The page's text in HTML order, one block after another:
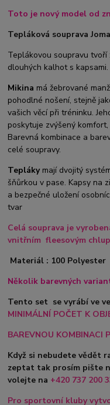
Toto je nový model od
Tepláková souprava
Teplákovou soupravu tvoří
dlouhých kalhot s kapsami.
Mikina má žebrované
pohodlné nošení, stejně
vašich věcí při tréninku.
poskytuje zvýšený
Barevná kombinace a
celé soupravy.
Teplákymají dvojitý
šňůrkou v pase. Kapsy na
a bezpečné uložení
tvar
Celá souprava je
vnitřním fleesovým
Materiál : 100 Polyester
Několik barevných
Tento set se vyrábí ve
MINIMÁLNÍ POČET K
BAREVNOU KOMBINACI
Když si nebudete vědět
zeptat tak prosím pište
volejte na +420 737 200
Pro sportovní kluby